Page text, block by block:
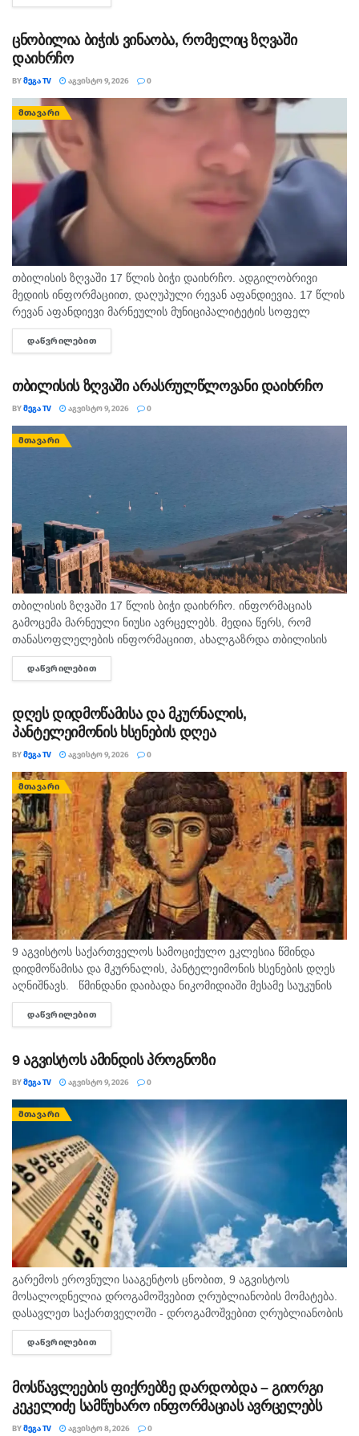
ცნობილია ბიჭის ვინაობა, რომელიც ზღვაში
დაიხრჩო
BYᲛᲔᲒᲐ TV ᲐᲒᲕᲘᲡᲢᲝ 9, 2026 0
ᲛᲗᲐᲕᲐᲠᲘ
თბილისის ზღვაში 17 წლის ბიჭი დაიხრჩო. ადგილობრივი
მედიის ინფორმაციით, დაღუპული რევან აფანდიევია. 17 წლის
რევან აფანდიევი მარნეულის მუნიციპალიტეტის სოფელ
კაფანახჩის მკვიდრი იყო. თანასოფლელების ინფორმაციით,
ახალგაზრდა თბილისის ზღვაზე თანატოლებთან ერთად
ᲓᲐᲬᲕᲠᲘᲚᲔᲑᲘᲗ
თბილისის ზღვაში არასრულწლოვანი დაიხრჩო
BYᲛᲔᲒᲐ TV ᲐᲒᲕᲘᲡᲢᲝ 9, 2026 0
ᲛᲗᲐᲕᲐᲠᲘ
თბილისის ზღვაში 17 წლის ბიჭი დაიხრჩო. ინფორმაციას
გამოცემა მარნეული ნიუსი ავრცელებს. მედია წერს, რომ
თანასოფლელების ინფორმაციით, ახალგაზრდა თბილისის
ზღვაზე თანატოლებთან ერთად საცურაოდ იმყოფებოდა. შსს
ცნობით, გამოძიება 115-ე მუხლით დაიწყო.
ᲓᲐᲬᲕᲠᲘᲚᲔᲑᲘᲗ
დღეს დიდმოწამისა და მკურნალის,
პანტელეიმონის ხსენების დღეა
BYᲛᲔᲒᲐ TV ᲐᲒᲕᲘᲡᲢᲝ 9, 2026 0
ᲛᲗᲐᲕᲐᲠᲘ
9 აგვისტოს საქართველოს სამოციქულო ეკლესია წმინდა
დიდმოწამისა და მკურნალის, პანტელეიმონის ხსენების დღეს
აღნიშნავს. წმინდანი დაიბადა ნიკომიდიაში მესამე საუკუნის
მეორე ნახევარში. არ არსებობს ტაძარი, რომელშიც არ იყოს
დაბრძანებული ნიკომიდიელი მკურნალის,...
ᲓᲐᲬᲕᲠᲘᲚᲔᲑᲘᲗ
9 აგვისტოს ამინდის პროგნოზი
BYᲛᲔᲒᲐ TV ᲐᲒᲕᲘᲡᲢᲝ 9, 2026 0
ᲛᲗᲐᲕᲐᲠᲘ
გარემოს ეროვნული სააგენტოს ცნობით, 9 აგვისტოს
მოსალოდნელია დროგამოშვებით ღრუბლიანობის მომატება.
დასავლეთ საქართველოში - დროგამოშვებით ღრუბლიანობის
მომატება. უმეტეს რაიონში ხანმოკლე წვიმა და ელჭექი, ზოგან
ძლიერი. დასავლეთის ქარი 10-15 მ/წმ, ელჭექის დროს
ᲓᲐᲬᲕᲠᲘᲚᲔᲑᲘᲗ
მოსწავლეების ფიქრებზე დარდობდა – გიორგი
კეკელიძე სამწუხარო ინფორმაციას ავრცელებს
BYᲛᲔᲒᲐ TV ᲐᲒᲕᲘᲡᲢᲝ 8, 2026 0